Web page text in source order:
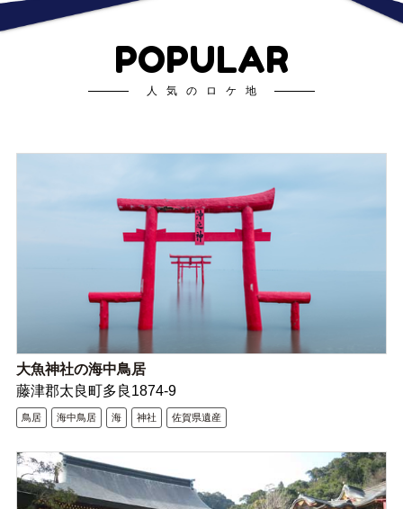
POPULAR
人気のロケ地
大魚神社の海中鳥居
藤津郡太良町多良1874-9
鳥居 海中鳥居 海 神社 佐賀県遺産